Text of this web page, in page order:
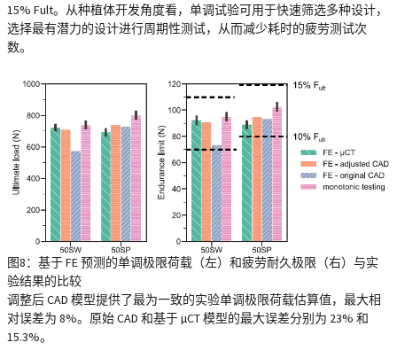
15% Fult。从种植体开发角度看，单调试验可用于快速筛选多种设计，
选择最有潜力的设计进行周期性测试，从而减少耗时的疲劳测试次
数。
图8：基于 FE 预测的单调极限荷载（左）和疲劳耐久极限（右）与实
验结果的比较
调整后 CAD 模型提供了最为一致的实验单调极限荷载估算值，最大相
对误差为 8%。原始 CAD 和基于 µCT 模型的最大误差分别为 23% 和
15.3%。